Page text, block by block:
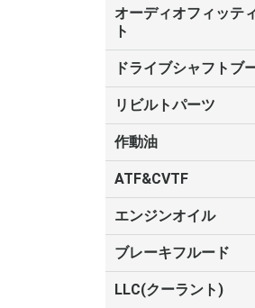
オーディオフィッテ
ト
トヨタ
日産
三菱
マツダ
ホンダ
スバル
スズキ
ダイハツ
ドライブシャフトブ
分割タイプ
リビルトパーツ
リビルト シリンダー
リビルトドライブシャ
リビルトパワーステ
ンプ
リビルトフューエルポ
作動油
トヨタ
ATF&CVTF
トヨタ
エンジンオイル
モービル1
ブレーキフルード
トヨタ
LLC(クーラント)